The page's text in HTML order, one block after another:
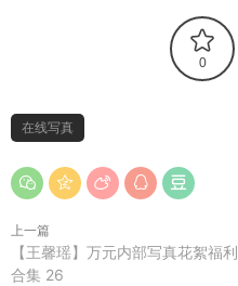
0
在线写真
上一篇
【王馨瑶】万元内部写真花絮福利
合集 26